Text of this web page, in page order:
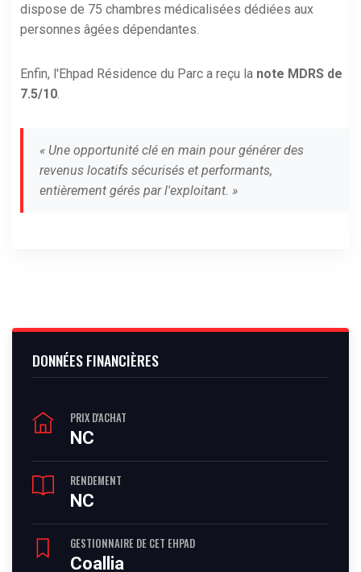
dispose de 75 chambres médicalisées dédiées aux
personnes âgées dépendantes.
Enfin, l'Ehpad Résidence du Parc a reçu la note MDRS de
7.5/10
« Une opportunité clé en main pour générer des
revenus locatifs sécurisés et performants,
entièrement gérés par l'exploitant. »
DONNÉES FINANCIÈRES
PRIX D'ACHAT
NC
RENDEMENT
NC
GESTIONNAIRE DE CET EHPAD
Coallia